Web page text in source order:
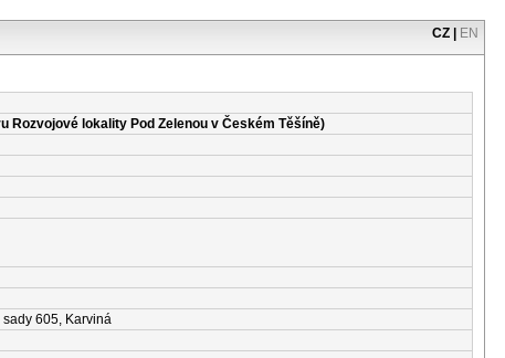
CZ EN
Rozvojové lokality Pod Zelenou v Českém Těšíně)
605, Karviná